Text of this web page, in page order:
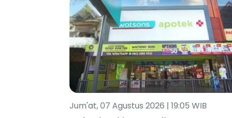
Jum'at, 07 Agustus 2026 | 19:05 WIB